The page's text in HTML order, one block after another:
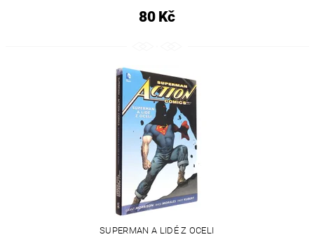
80 Kč
SUPERMAN A LIDÉ Z OCELI